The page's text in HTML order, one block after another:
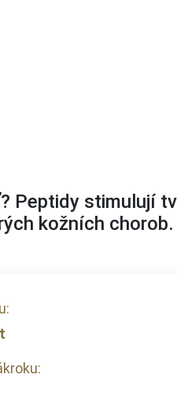
Peptidy stimulují
kožních chorob.